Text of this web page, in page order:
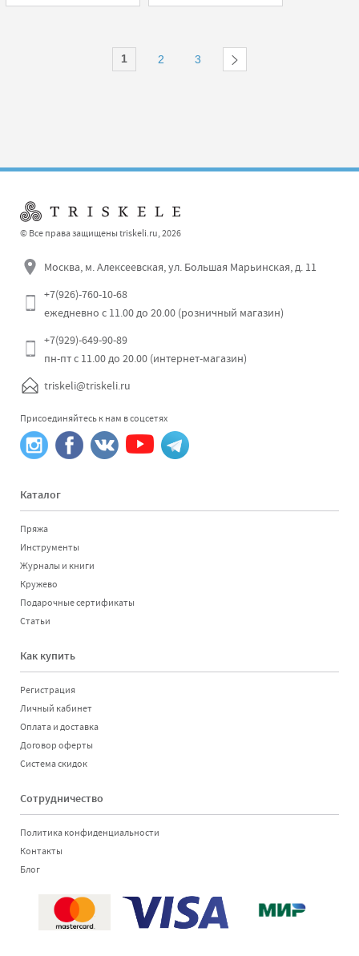
1 2 3
© Все права защищены triskeli.ru, 2026
Москва, м. Алексеевская, ул. Большая Марьинская, д. 11
+7(926)-760-10-68
ежедневно с 11.00 до 20.00 (розничный магазин)
+7(929)-649-90-89
пн-пт с 11.00 до 20.00 (интернет-магазин)
triskeli@triskeli.ru
Присоединяйтесь к нам в соцсетях
Каталог
Пряжа
Инструменты
Журналы и книги
Кружево
Подарочные сертификаты
Статьи
Как купить
Регистрация
Личный кабинет
Оплата и доставка
Договор оферты
Система скидок
Сотрудничество
Политика конфиденциальности
Контакты
Блог